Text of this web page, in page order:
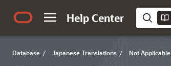
Help Center
Database / Japanese Translations / Not Applicable